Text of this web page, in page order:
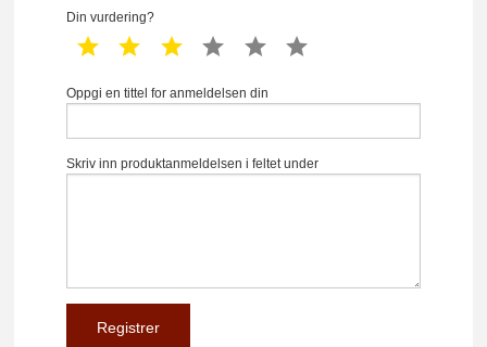
Din vurdering?
1 star 2 star 3 star 4 star 5 star
Oppgi en tittel for anmeldelsen din
Skriv inn produktanmeldelsen i feltet under